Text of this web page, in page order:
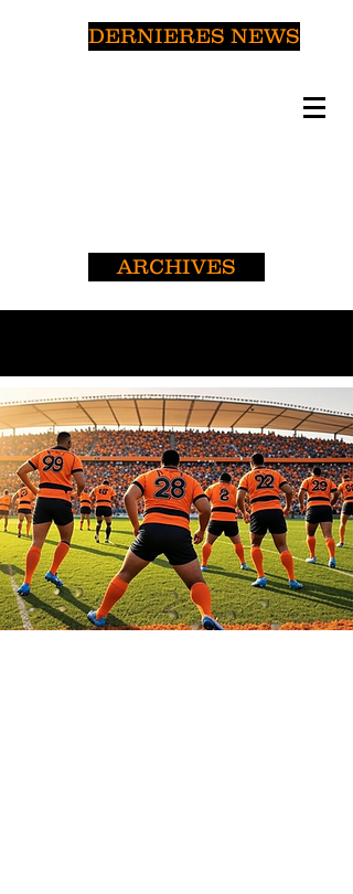
DERNIERES NEWS
ARCHIVES